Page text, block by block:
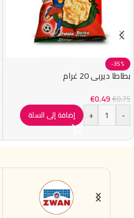
-35%
بطاطا ديربي 20 غرام
€0.75
€0.49
-
+ إضافة إلى السلة